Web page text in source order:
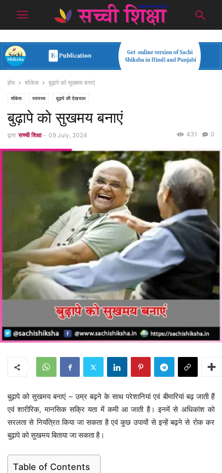
होम शोकेस बुढ़ापे को सुखमय बनाएं
शोकेस स्वास्थ्य बुढ़ापे की देखभाल
बुढ़ापे को सुखमय बनाएं
द्वारा सच्ची शिक्षा - 09 July, 2024 0
431
बुढ़ापे को सुखमय बनाएं – उम्र बढ़ने के साथ परेशानियां एवं बीमारियां बढ़ जाती हैं
एवं शारीरिक, मानसिक सक्रि यता में कमी आ जाती है। इनमें से अधिकांश को
सरलता से नियंत्रित किया जा सकता है एवं कुछ उपायों से इन्हें बढ़ने से रोक कर
बुढ़ापे को सुखमय बिताया जा सकता है।
Table of Contents